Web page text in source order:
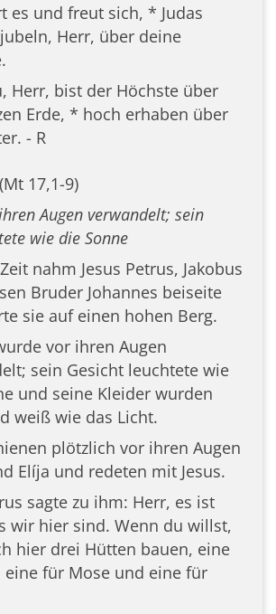
es und freut sich, * Judas
Herr, über deine
Herr, bist der Höchste über
Erde, * hoch erhaben über
- R
(Mt 17,1-9)
Augen verwandelt; sein
wie die Sonne
nahm Jesus Petrus, Jakobus
Bruder Johannes beiseite
sie auf einen hohen Berg.
vor ihren Augen
sein Gesicht leuchtete wie
und seine Kleider wurden
weiß wie das Licht.
plötzlich vor ihren Augen
Elíja und redeten mit Jesus.
sagte zu ihm: Herr, es ist
wir hier sind. Wenn du willst,
hier drei Hütten bauen, eine
für Mose und eine für